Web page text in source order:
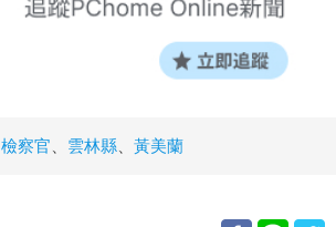
檢察官 雲林縣 黃美蘭